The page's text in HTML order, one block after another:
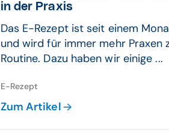
in der Praxis
Das E-Rezept ist seit einem
und wird für immer mehr Praxen
Routine. Dazu haben wir einige ...
E-Rezept
Zum Artikel